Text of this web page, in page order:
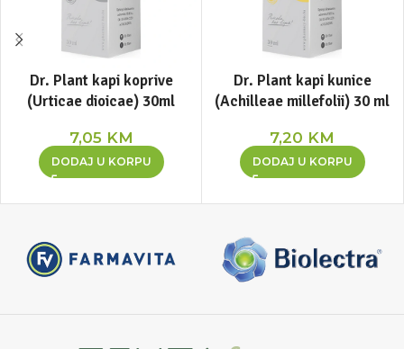
Dr. Plant kapi koprive
(Urticae dioicae) 30ml
7,05 KM
DODAJ U KORPU
Dr. Plant kapi kunice
(Achilleae millefolii) 30 ml
7,20 KM
DODAJ U KORPU